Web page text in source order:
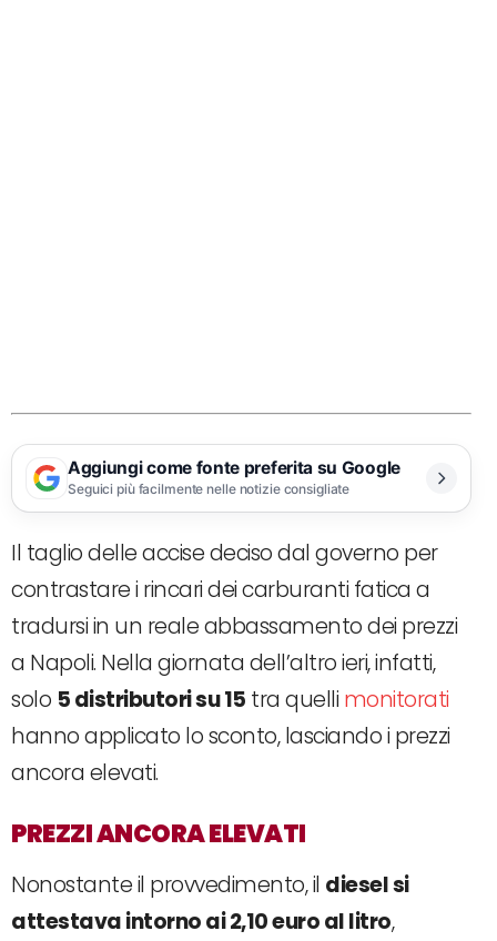
Aggiungi come fonte preferita su Google
Seguici più facilmente nelle notizie consigliate
Il taglio delle accise deciso dal governo per
contrastare i rincari dei carburanti fatica a
tradursi in un reale abbassamento dei prezzi
a Napoli. Nella giornata dell’altro ieri, infatti,
solo 5 distributori su 15 tra quelli monitorati
hanno applicato lo sconto, lasciando i prezzi
ancora elevati.
PREZZI ANCORA ELEVATI
Nonostante il provvedimento, il diesel si
attestava intorno ai 2,10 euro al litro,